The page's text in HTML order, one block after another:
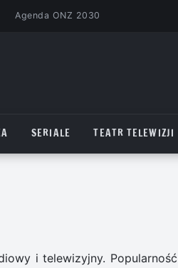
Agenda ONZ 2030
SERIALE TEATR TELEWIZJI
i telewizyjny. Popularność